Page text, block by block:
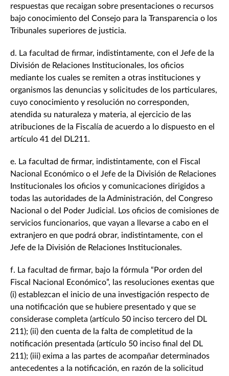
respuestas que recaigan sobre presentaciones o recursos
bajo conocimiento del Consejo para la Transparencia o los
Tribunales superiores de justicia.
d. La facultad de firmar, indistintamente, con el Jefe de la
División de Relaciones Institucionales, los oficios
mediante los cuales se remiten a otras instituciones y
organismos las denuncias y solicitudes de los particulares,
cuyo conocimiento y resolución no corresponden,
atendida su naturaleza y materia, al ejercicio de las
atribuciones de la Fiscalía de acuerdo a lo dispuesto en el
artículo 41 del DL211.
e. La facultad de firmar, indistintamente, con el Fiscal
Nacional Económico o el Jefe de la División de Relaciones
Institucionales los oficios y comunicaciones dirigidos a
todas las autoridades de la Administración, del Congreso
Nacional o del Poder Judicial. Los oficios de comisiones de
servicios funcionarios, que vayan a llevarse a cabo en el
extranjero en que podrá obrar, indistintamente, con el
Jefe de la División de Relaciones Institucionales.
f. La facultad de firmar, bajo la fórmula “Por orden del
Fiscal Nacional Económico”, las resoluciones exentas que
(i) establezcan el inicio de una investigación respecto de
una notificación que se hubiere presentado y que se
considerase completa (artículo 50 inciso tercero del DL
211); (ii) den cuenta de la falta de completitud de la
notificación presentada (artículo 50 inciso final del DL
211); (iii) exima a las partes de acompañar determinados
antecedentes a la notificación, en razón de la solicitud